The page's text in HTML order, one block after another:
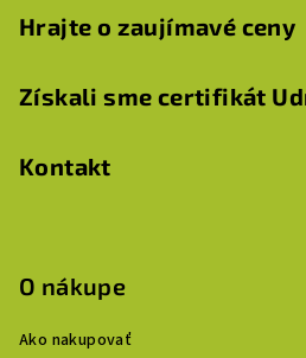
Hrajte o zaujímavé ceny
Získali sme certifikát
Kontakt
O nákupe
Ako nakupovať